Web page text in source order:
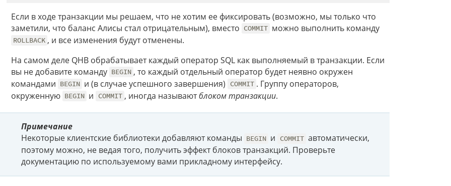
Если в ходе транзакции мы решаем, что не хотим ее фиксировать (возможно, мы только что
заметили, что баланс Алисы стал отрицательным), вместо COMMIT можно выполнить команду
ROLLBACK , и все изменения будут отменены.
На самом деле QHB обрабатывает каждый оператор SQL как выполняемый в транзакции. Если
вы не добавите команду BEGIN , то каждый отдельный оператор будет неявно окружен
командами BEGIN и (в случае успешного завершения) COMMIT . Группу операторов,
окруженную BEGIN и COMMIT , иногда называютблоком транзакции.
Примечание
Некоторые клиентские библиотеки добавляют команды BEGIN и COMMIT автоматически,
поэтому можно, не ведая того, получить эффект блоков транзакций. Проверьте
документацию по используемому вами прикладному интерфейсу.